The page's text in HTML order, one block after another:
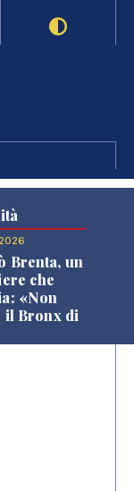
Brenta, un
che
«Non
il Bronx di